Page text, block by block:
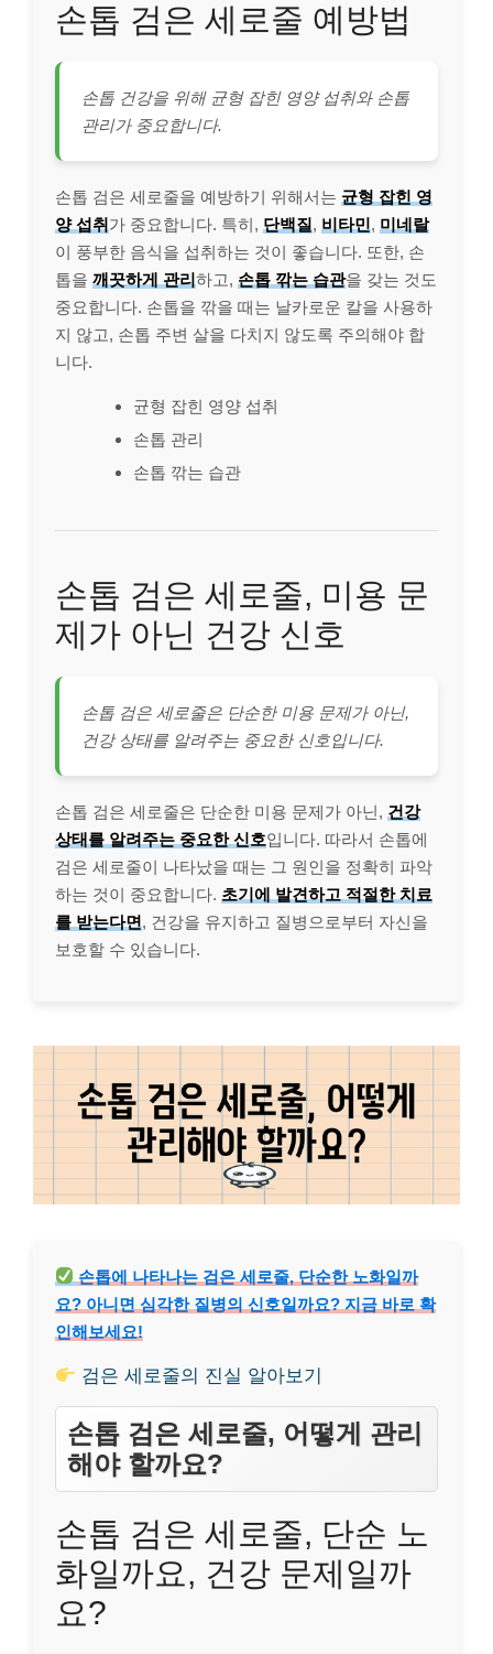
손톱 검은 세로줄 예방법
손톱 건강을 위해 균형 잡힌 영양 섭취와 손톱
관리가 중요합니다.
손톱 검은 세로줄을 예방하기 위해서는 균형 잡힌 영
양 섭취가 중요합니다. 특히, 단백질, 비타민, 미네랄
이 풍부한 음식을 섭취하는 것이 좋습니다. 또한, 손
톱을 깨끗하게 관리하고, 손톱 깎는 습관을 갖는 것도
중요합니다. 손톱을 깎을 때는 날카로운 칼을 사용하
지 않고, 손톱 주변 살을 다치지 않도록 주의해야 합
니다.
균형 잡힌 영양 섭취
손톱 관리
손톱 깎는 습관
손톱 검은 세로줄, 미용 문
제가 아닌 건강 신호
손톱 검은 세로줄은 단순한 미용 문제가 아닌,
건강 상태를 알려주는 중요한 신호입니다.
손톱 검은 세로줄은 단순한 미용 문제가 아닌, 건강
상태를 알려주는 중요한 신호입니다. 따라서 손톱에
검은 세로줄이 나타났을 때는 그 원인을 정확히 파악
하는 것이 중요합니다. 초기에 발견하고 적절한 치료
를 받는다면, 건강을 유지하고 질병으로부터 자신을
보호할 수 있습니다.
손톱에 나타나는 검은 세로줄, 단순한 노화일까
요? 아니면 심각한 질병의 신호일까요? 지금 바로 확
인해보세요!
검은 세로줄의 진실 알아보기
손톱 검은 세로줄, 어떻게 관리
해야 할까요?
손톱 검은 세로줄, 단순 노
화일까요, 건강 문제일까
요?